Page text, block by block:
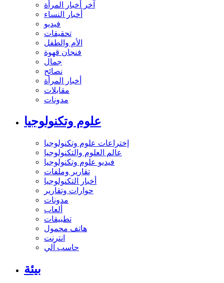
آخر أخبار المرأة
أخبار النساء
فيديو
تحقيقات
الأم والطفل
فنجان قهوة
جمال
نصائح
أخبار المرأة
مقابلات
مدونات
علوم وتكنولوجيا
إختراعات علوم وتكنولوجيا
عالم العلوم والتكنولوجيا
فيديو علوم وتكنولوجيا
تقارير وملفات
أخبار التكنولوجيا
حوارات وتقارير
مدونات
ألعاب
تطبيقات
هاتف محمول
انترنت
حاسب آلي
بيئة